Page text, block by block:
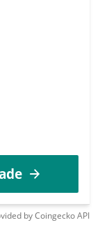
byCoingeckoAPI